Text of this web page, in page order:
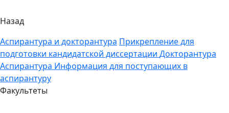
Назад
Аспирантура и докторантура Прикрепление для
подготовки кандидатской диссертации Докторантура
Аспирантура Информация для поступающих в
аспирантуру
Факультеты